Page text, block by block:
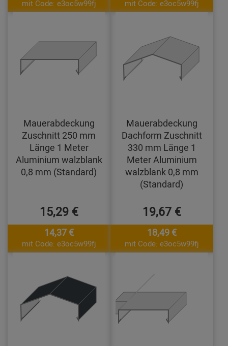
mit Code: e3oc5w99fj mit Code: e3oc5w99fj
Mauerabdeckung
Zuschnitt 250 mm
Länge 1 Meter
Aluminium walzblank
0,8 mm (Standard)
15,29 €
14,37 €
mit Code: e3oc5w99fj
Mauerabdeckung
Dachform Zuschnitt
330 mm Länge 1
Meter Aluminium
walzblank 0,8 mm
(Standard)
19,67 €
18,49 €
mit Code: e3oc5w99fj